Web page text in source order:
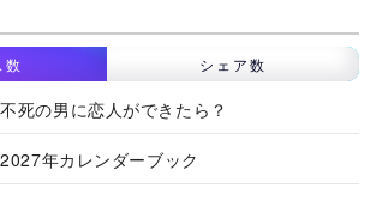
数 シェア数
死の男に恋人ができたら？
年カレンダーブック